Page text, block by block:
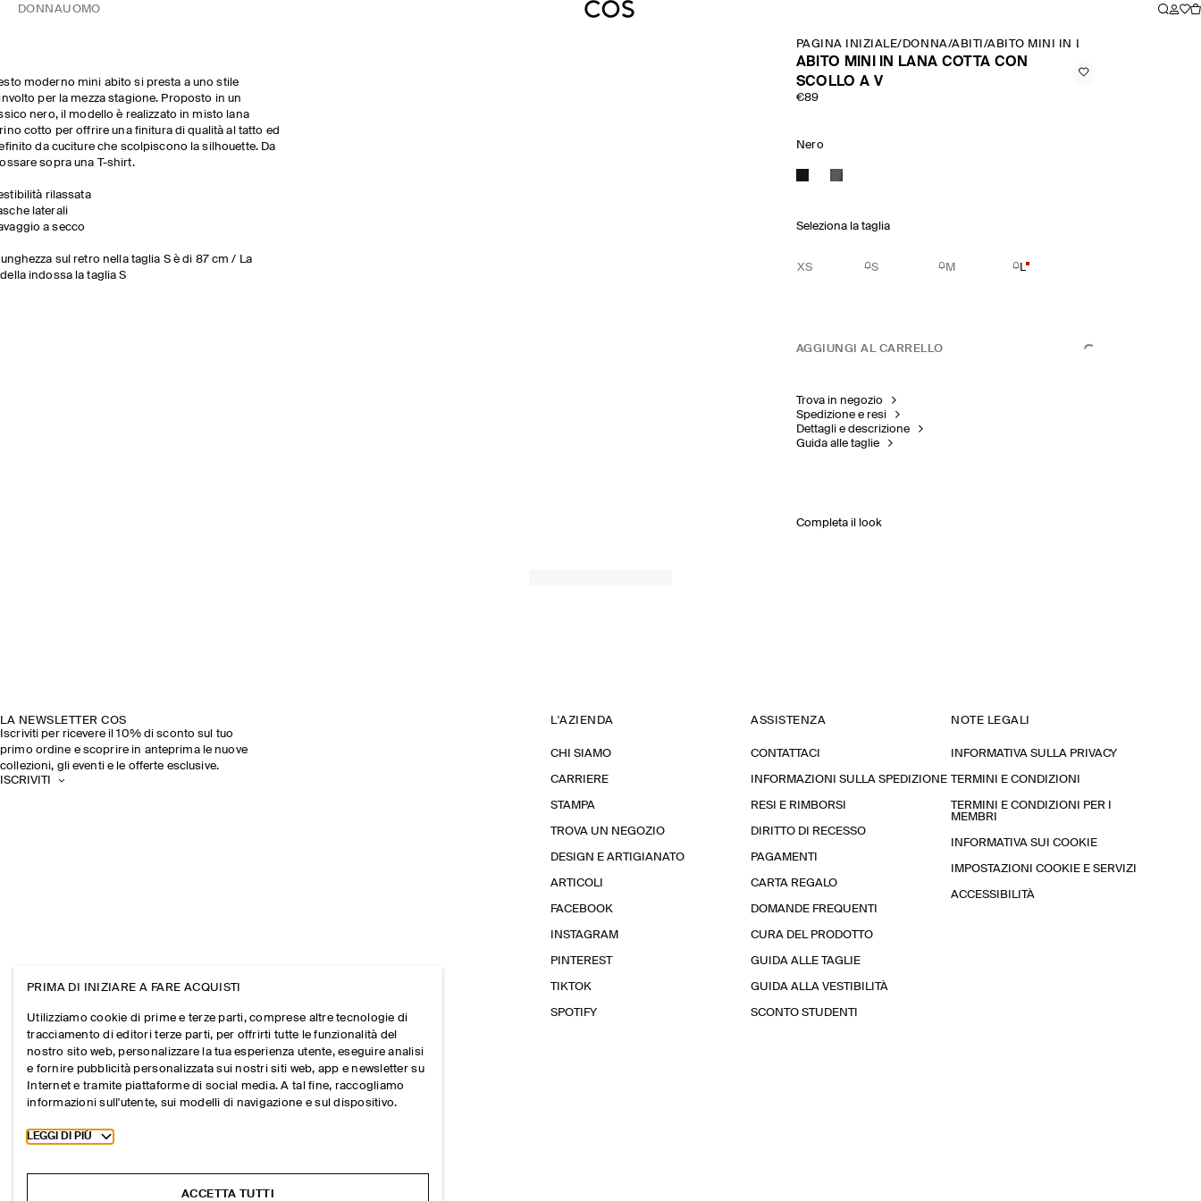
DONNAUOMO
moderno mini abito si presta a uno stile
per la mezza stagione. Proposto in un
nero, il modello è realizzato in misto lana
cotto per offrire una finitura di qualità al tatto ed
da cuciture che scolpiscono la silhouette. Da
sopra una T-shirt.
rilassata
laterali
a secco
sul retro nella taglia S è di 87 cm / La
indossa la taglia S
PAGINA INIZIALE/ DONNA/ABITI /ABITO MINI IN LANA COTTA CON
ABITO MINI IN LANA COTTA CON
SCOLLO A V
€89
Nero
Seleziona la taglia
XS S M L
AGGIUNGI AL CARRELLO
Trova in negozio
Spedizione e resi
Dettagli e descrizione
Guida alle taglie
Completa il look
LA NEWSLETTER COS
Iscriviti per ricevere il 10% di sconto sul tuo
primo ordine e scoprire in anteprima le nuove
collezioni, gli eventi e le offerte esclusive.
ISCRIVITI
L'AZIENDA
CHI SIAMO
CARRIERE
STAMPA
TROVA UN NEGOZIO
DESIGN E ARTIGIANATO
ARTICOLI
FACEBOOK
INSTAGRAM
PINTEREST
TIKTOK
SPOTIFY
ASSISTENZA
CONTATTACI
INFORMAZIONI SULLA SPEDIZIONE
RESI E RIMBORSI
DIRITTO DI RECESSO
PAGAMENTI
CARTA REGALO
DOMANDE FREQUENTI
CURA DEL PRODOTTO
GUIDA ALLE TAGLIE
GUIDA ALLA VESTIBILITÀ
SCONTO STUDENTI
NOTE LEGALI
INFORMATIVA SULLA PRIVACY
TERMINI E CONDIZIONI
TERMINI E CONDIZIONI PER I
MEMBRI
INFORMATIVA SUI COOKIE
IMPOSTAZIONI COOKIE E SERVIZI
ACCESSIBILITÀ
PRIMA DI INIZIARE A FARE ACQUISTI
Utilizziamo cookie di prime e terze parti, comprese altre tecnologie di
tracciamento di editori terze parti, per offrirti tutte le funzionalità del
nostro sito web, personalizzare la tua esperienza utente, eseguire analisi
e fornire pubblicità personalizzata sui nostri siti web, app e newsletter su
Internet e tramite piattaforme di social media. A tal fine, raccogliamo
informazioni sull'utente, sui modelli di navigazione e sul dispositivo.
Toggle more cookie information
LEGGI DI PIÙ
ACCETTA TUTTI